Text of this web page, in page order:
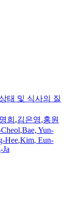
태 및 식사의 질
희 ,김은영,홍원
Cheol,Bae, Yun-
Hee,Kim, Eun-
Ja